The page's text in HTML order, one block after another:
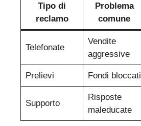
Tipo di
reclamo
Problema
comune
Telefonate
Vendite
aggressive
Prelievi Fondi bloccati
Supporto
Risposte
maleducate